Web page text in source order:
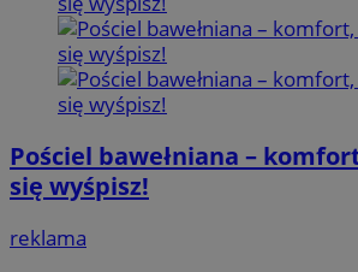
Pościel bawełniana –
się wyśpisz!
reklama